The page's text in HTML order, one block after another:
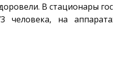
В стационары
на